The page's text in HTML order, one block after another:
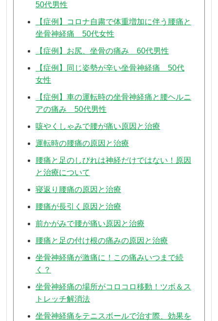
50代男性
【症例】コロナ自粛で体重増加に伴う腰痛と
坐骨神経痛 50代女性
【症例】お尻、坐骨の痛み 60代男性
【症例】同じ姿勢が辛い坐骨神経痛 50代
女性
【症例】車の運転時の坐骨神経痛と腰ヘルニ
アの痛み 50代男性
咳やくしゃみで腰が痛い原因と治療
運転時の腰痛の原因と治療
腰痛と足のしびれは神経だけではない！原因
と治療について
寝返り腰痛の原因と治療
腰痛が長引く原因と治療
前かがみで腰が痛い原因と治療
腰痛と足の付け根の痛みの原因と治療
坐骨神経痛が激痛に！この痛みいつまで続
く？
坐骨神経痛の場所がコロコロ移動！ツボ＆ス
トレッチ解消法
坐骨神経痛をテニスボールで治す際、効果を